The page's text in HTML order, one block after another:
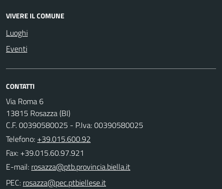
VIVERE IL COMUNE
Luoghi
Eventi
CONTATTI
Via Roma 6
13815 Rosazza (BI)
C.F. 00390580025 - P.Iva: 00390580025
Telefono: +39.015.600.92
Fax: +39.015.60.97.921
E-mail:
PEC: